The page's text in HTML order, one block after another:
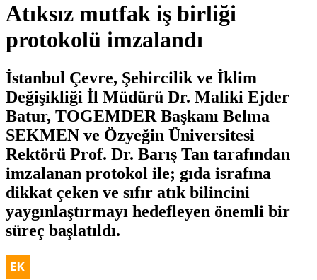
Atıksız mutfak iş birliği
protokolü imzalandı
İstanbul Çevre, Şehircilik ve İklim
Değişikliği İl Müdürü Dr. Maliki Ejder
Batur, TOGEMDER Başkanı Belma
SEKMEN ve Özyeğin Üniversitesi
Rektörü Prof. Dr. Barış Tan tarafından
imzalanan protokol ile; gıda israfına
dikkat çeken ve sıfır atık bilincini
yaygınlaştırmayı hedefleyen önemli bir
süreç başlatıldı.